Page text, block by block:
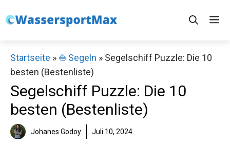
Inhalt
Startseite » ⛵️ Segeln » Segelschiff Puzzle: Die 10
besten (Bestenliste)
Segelschiff Puzzle: Die 10
besten (Bestenliste)
Johanes Godoy Juli 10, 2024